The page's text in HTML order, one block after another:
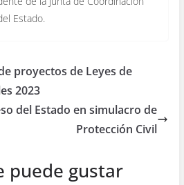
Estado.
proyectos de Leyes de
2023
del Estado en simulacro de
Protección Civil
puede gustar